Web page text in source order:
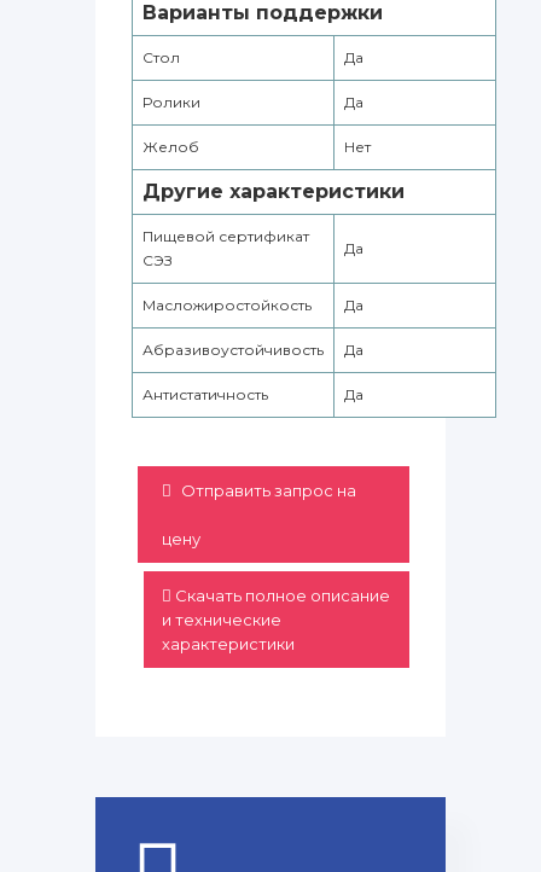
Варианты поддержки
Стол Да
Ролики Да
Желоб Нет
Другие характеристики
Пищевой сертификат
СЭЗ
Да
Масложиростойкость Да
Абразивоустойчивость Да
Антистатичность Да
Отправить запрос на
цену
Скачать полное описание
и технические
характеристики